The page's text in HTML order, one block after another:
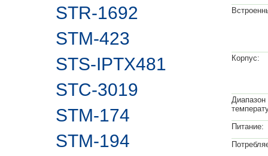
STR-1692
STM-423
STS-IPTX481
STC-3019
STM-174
STM-194
Корпус:
Диапазон
Питание: